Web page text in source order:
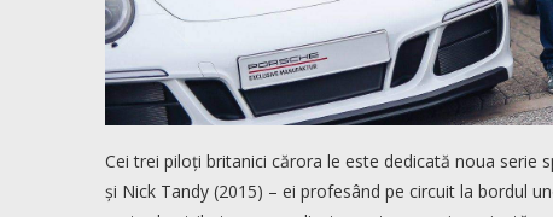
Cei trei piloți britanici cărora le este dedicată noua serie
și Nick Tandy (2015) – ei profesând pe circuit la bordul